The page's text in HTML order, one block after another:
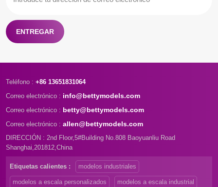
ENTREGAR
Teléfono : +86 13651831064
Correo electrónico : info@bettymodels.com
Correo electrónico : betty@bettymodels.com
Correo electrónico : allen@bettymodels.com
DIRECCIÓN : 2nd Floor,5#Building No.808 Baoyuanliu Road
Shanghai,201812,China
Etiquetas calientes : modelos industriales
modelos a escala personalizados modelos a escala industrial